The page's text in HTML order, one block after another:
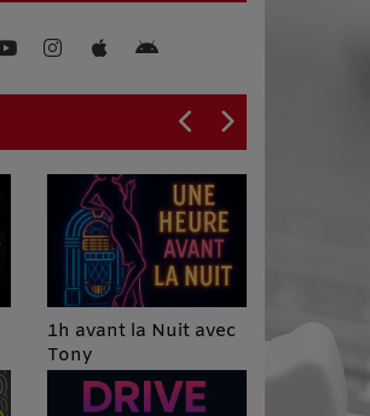
1h avant la Nuit avec
Tony
Podcast